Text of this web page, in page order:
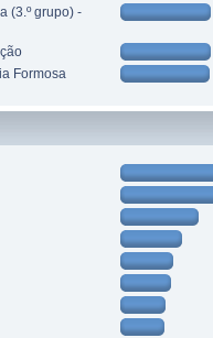
(3.º grupo) -
Formosa